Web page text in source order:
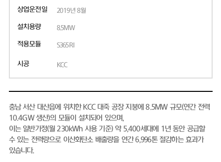
상업운전일 2019년 8월
설치용량 8.5MW
적용모듈 S365RI
시공 KCC
충남 서산 대산읍에 위치한 KCC 대죽 공장 지붕에 8.5MW 규모(연간 전력
10.4GW 생산)의 모듈이 설치되어 있으며,
이는 일반가정(월 230kWh 사용 기준) 약 5,400세대에 1년 동안 공급할
수 있는 전력량으로 이산화탄소 배출량을 연간 6,996톤 절감하는 효과가
있습니다.